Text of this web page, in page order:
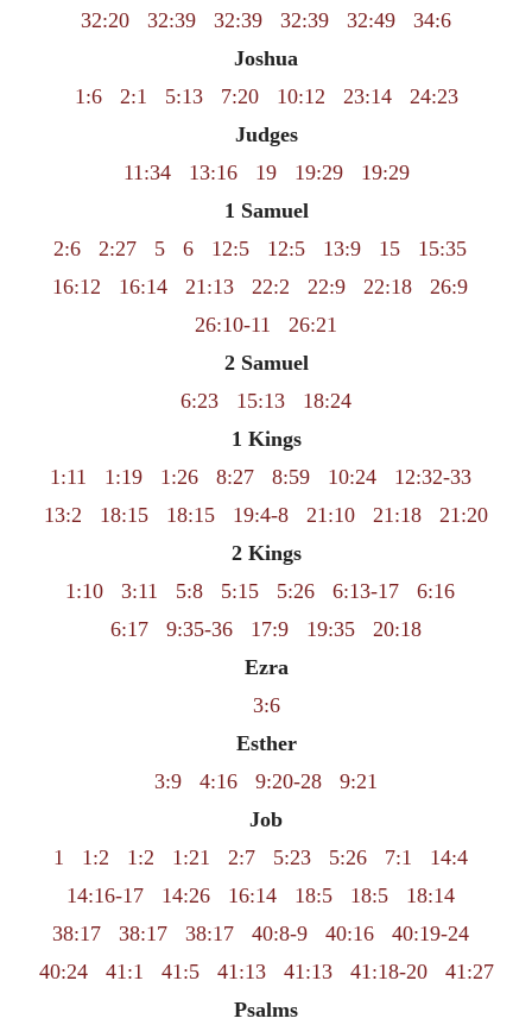
32:20
32:39 32:39 32:39 32:49
34:6
Joshua
1:6
2:1 5:13 7:20 10:12 23:14
24:23
Judges
11:34
13:16 19 19:29
19:29
1 Samuel
2:6
2:27 5 6 12:5 12:5 13:9 15
15:35
16:12
16:14 21:13 22:2 22:9 22:18
26:9
26:10-11
26:21
2 Samuel
6:23
15:13
18:24
1 Kings
1:11
1:19 1:26 8:27 8:59 10:24
12:32-33
13:2
18:15 18:15 19:4-8 21:10 21:18
21:20
2 Kings
1:10
3:11 5:8 5:15 5:26 6:13-17
6:16
6:17
9:35-36 17:9 19:35
20:18
Ezra
3:6
Esther
3:9
4:16 9:20-28
9:21
Job
1
1:2 1:2 1:21 2:7 5:23 5:26 7:1
14:4
14:16-17
14:26 16:14 18:5 18:5
18:14
38:17
38:17 38:17 40:8-9 40:16
40:19-24
40:24
41:1 41:5 41:13 41:13 41:18-20
41:27
Psalms